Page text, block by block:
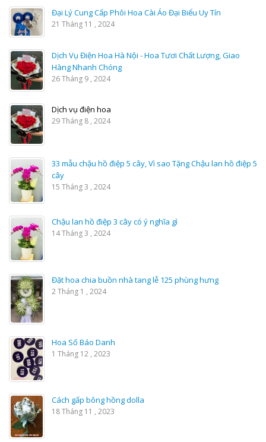
Đại Lý Cung Cấp Phôi Hoa Cài Áo Đại Biểu Uy Tín
21 Tháng 11 , 2024
Dịch Vụ Điện Hoa Hà Nội - Hoa Tươi Chất Lượng, Giao
Hàng Nhanh Chóng
26 Tháng 9 , 2024
Dịch vụ điện hoa
29 Tháng 8 , 2024
33 mẫu chậu hồ điệp 5 cây, Vì sao Tặng Chậu lan hồ điệp 5
cây
15 Tháng 3 , 2024
Chậu lan hồ điệp 3 cây có ý nghĩa gì
14 Tháng 3 , 2024
Đặt hoa chia buồn nhà tang lễ 125 phùng hưng
2 Tháng 1 , 2024
Hoa Số Báo Danh
1 Tháng 12 , 2023
Cách gấp bông hồng dolla
18 Tháng 11 , 2023